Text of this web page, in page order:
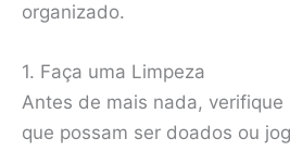
organizado.
1. Faça uma Limpeza
Antes de mais nada, verifique
que possam ser doados ou